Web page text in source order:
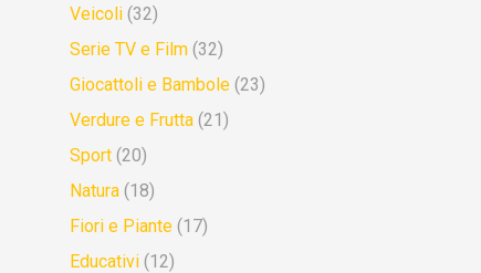
Veicoli (32)
Serie TV e Film (32)
Giocattoli e Bambole (23)
Verdure e Frutta (21)
Sport (20)
Natura (18)
Fiori e Piante (17)
Educativi (12)